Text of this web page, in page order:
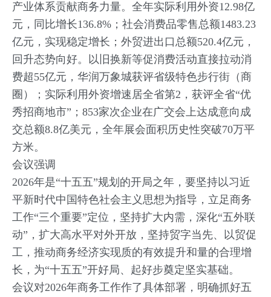
产业体系贡献商务力量。全年实际利用外资12.98亿
元，同比增长136.8%；社会消费品零售总额1483.23
亿元，实现稳定增长；外贸进出口总额520.4亿元，
回升态势向好。以旧换新等促消费活动直接拉动消
费超55亿元，华润万象城获评省级特色步行街（商
圈）；实际利用外资增速居全省第2，获评全省“优
秀招商地市”；853家次企业在广交会上达成意向成
交总额8.8亿美元，全年展会面积历史性突破70万平
方米。
会议强调
2026年是“十五五”规划的开局之年，要坚持以习近
平新时代中国特色社会主义思想为指导，立足商务
工作“三个重要”定位，坚持扩大内需，深化“五外联
动”，扩大高水平对外开放，坚持贸字当先、以贸促
工，推动商务经济实现质的有效提升和量的合理增
长，为“十五五”开好局、起好步奠定坚实基础。
会议对2026年商务工作作了具体部署，明确抓好五